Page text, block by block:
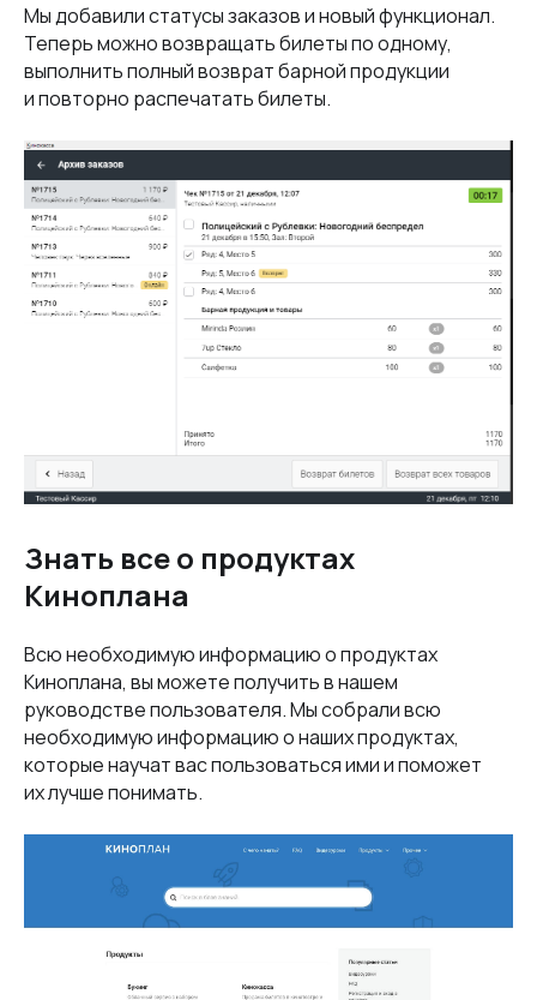
Мы добавили статусы заказов и новый функционал.
Теперь можно возвращать билеты по одному,
выполнить полный возврат барной продукции
и повторно распечатать билеты.
Знать все о продуктах
Киноплана
Всю необходимую информацию о продуктах
Киноплана, вы можете получить в нашем
руководстве пользователя. Мы собрали всю
необходимую информацию о наших продуктах,
которые научат вас пользоваться ими и поможет
их лучше понимать.